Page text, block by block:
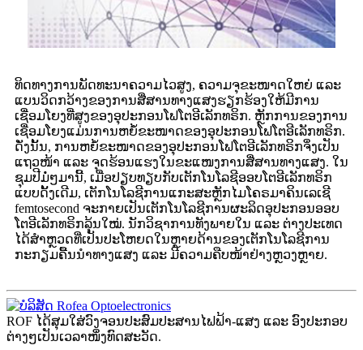
ທິດທາງການພັດທະນາຄວາມໄວສູງ, ຄວາມຈຸຂະໜາດໃຫຍ່ ແລະ
ແບນວິດກວ້າງຂອງການສື່ສານທາງແສງຮຽກຮ້ອງໃຫ້ມີການ
ເຊື່ອມໂຍງທີ່ສູງຂອງອຸປະກອນໂຟໂຕອີເລັກທຣິກ. ຫຼັກການຂອງການ
ເຊື່ອມໂຍງແມ່ນການຫຍໍ້ຂະໜາດຂອງອຸປະກອນໂຟໂຕອີເລັກທຣິກ.
ດັ່ງນັ້ນ, ການຫຍໍ້ຂະໜາດຂອງອຸປະກອນໂຟໂຕອີເລັກທຣິກຈຶ່ງເປັນ
ແຖວໜ້າ ແລະ ຈຸດຮ້ອນແຮງໃນຂະແໜງການສື່ສານທາງແສງ. ໃນ
ຊຸມປີມໍ່ໆມານີ້, ເມື່ອປຽບທຽບກັບເຕັກໂນໂລຊີອອບໂຕອີເລັກທຣິກ
ແບບດັ້ງເດີມ, ເຕັກໂນໂລຊີການແກະສະຫຼັກໄມໂຄຣມາຄິນເລເຊີ
femtosecond ຈະກາຍເປັນເຕັກໂນໂລຊີການຜະລິດອຸປະກອນອອບ
ໂຕອີເລັກທຣິກລຸ້ນໃໝ່. ນັກວິຊາການທັງພາຍໃນ ແລະ ຕ່າງປະເທດ
ໄດ້ສຳຫຼວດທີ່ເປັນປະໂຫຍດໃນຫຼາຍດ້ານຂອງເຕັກໂນໂລຊີການ
ກະກຽມຄື້ນນຳທາງແສງ ແລະ ມີຄວາມຄືບໜ້າຢ່າງຫຼວງຫຼາຍ.
ROF ໄດ້ສຸມໃສ່ວົງຈອນປະສົມປະສານໄຟຟ້າ-ແສງ ແລະ ອົງປະກອບ
ຕ່າງໆເປັນເວລາໜຶ່ງທົດສະວັດ.